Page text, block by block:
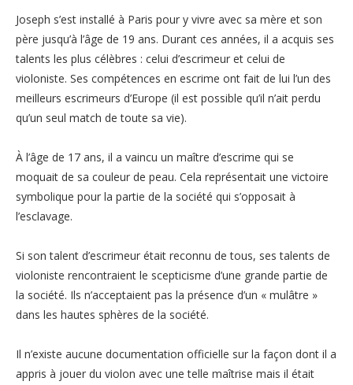
Joseph s’est installé à Paris pour y vivre avec sa mère et son
père jusqu’à l’âge de 19 ans. Durant ces années, il a acquis ses
talents les plus célèbres : celui d’escrimeur et celui de
violoniste. Ses compétences en escrime ont fait de lui l’un des
meilleurs escrimeurs d’Europe (il est possible qu’il n’ait perdu
qu’un seul match de toute sa vie).
À l’âge de 17 ans, il a vaincu un maître d’escrime qui se
moquait de sa couleur de peau. Cela représentait une victoire
symbolique pour la partie de la société qui s’opposait à
l’esclavage.
Si son talent d’escrimeur était reconnu de tous, ses talents de
violoniste rencontraient le scepticisme d’une grande partie de
la société. Ils n’acceptaient pas la présence d’un « mulâtre »
dans les hautes sphères de la société.
Il n’existe aucune documentation officielle sur la façon dont il a
appris à jouer du violon avec une telle maîtrise mais il était